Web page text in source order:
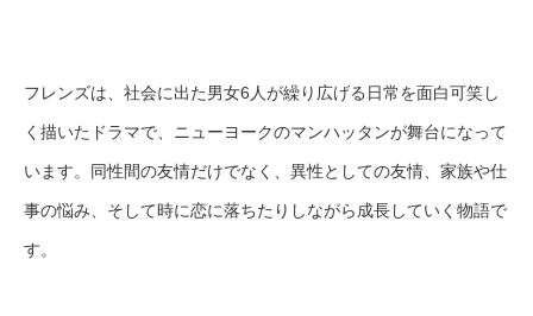
フレンズは、社会に出た男女6人が繰り広げる日常を面白可笑し
く描いたドラマで、ニューヨークのマンハッタンが舞台になって
います。同性間の友情だけでなく、異性としての友情、家族や仕
事の悩み、そして時に恋に落ちたりしながら成長していく物語で
す。